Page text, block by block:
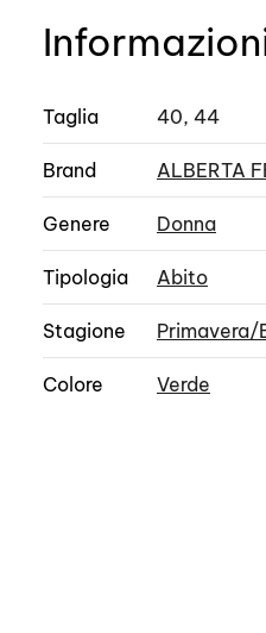
Taglia 40, 44
Brand ALBERTA
Genere Donna
Tipologia Abito
Stagione Primavera/
Colore Verde